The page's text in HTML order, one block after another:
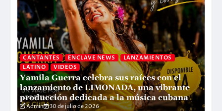
CANTANTES ENCLAVE NEWS
LANZAMIENTOS
LATINO
VIDEOS
Yamila Guerra celebra sus raíces con el
lanzamiento de LIMONADA, una vibrante
producción dedicada a la música cubana
Admin 30 de julio de 2026